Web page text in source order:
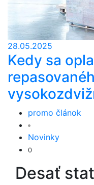
28.05.2025
Kedy sa
promo článok
Novinky
0
Desať